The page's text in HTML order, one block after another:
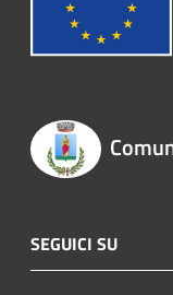
SEGUICI SU